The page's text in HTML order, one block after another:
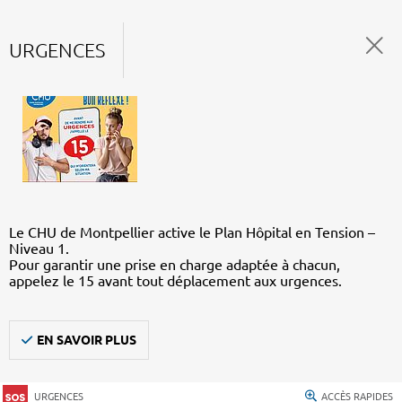
URGENCES
Le CHU de Montpellier active le Plan Hôpital en Tension –
Niveau 1.
Pour garantir une prise en charge adaptée à chacun,
appelez le 15 avant tout déplacement aux urgences.
EN SAVOIR PLUS
URGENCES ACCÈS RAPIDES